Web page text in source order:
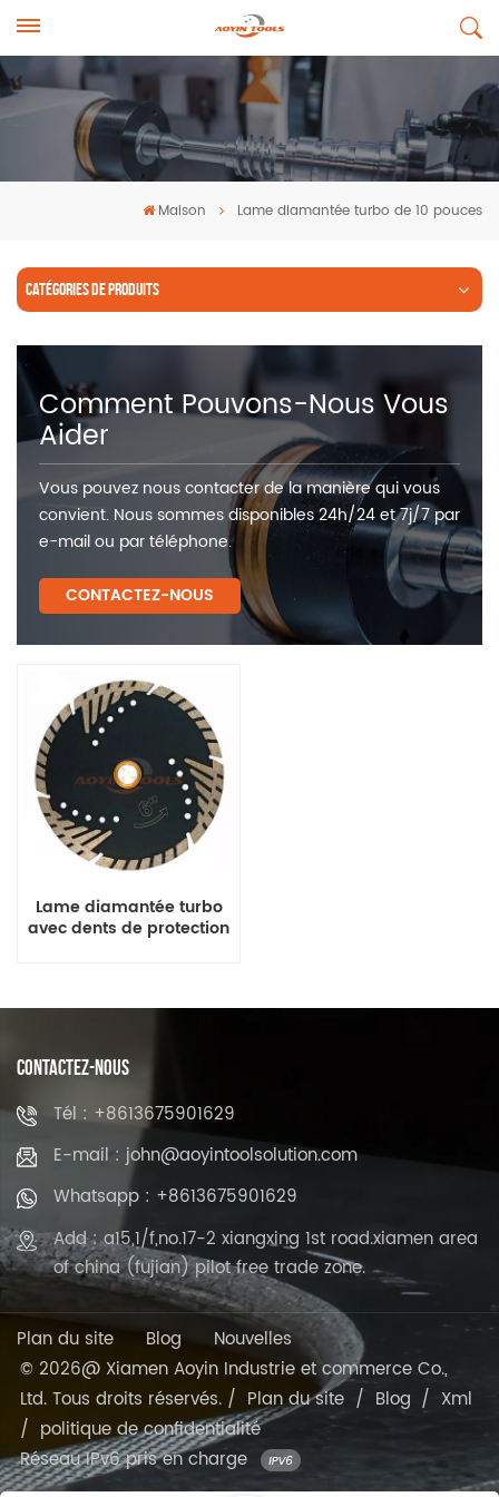
Maison Lame diamantée turbo de 10 pouces
CATÉGORIES DE PRODUITS
Comment Pouvons-Nous Vous
Aider
Vous pouvez nous contacter de la manière qui vous
convient. Nous sommes disponibles 24h/24 et 7j/7 par
e-mail ou par téléphone.
CONTACTEZ-NOUS
Lame diamantée turbo
avec dents de protection
CONTACTEZ-NOUS
Tél : +8613675901629
E-mail : john@aoyintoolsolution.com
Whatsapp : +8613675901629
Add : a15,1/f,no.17-2 xiangxing 1st road.xiamen area
of china (fujian) pilot free trade zone.
Plan du site Blog
Nouvelles
© 2026@ Xiamen Aoyin Industrie et commerce Co.,
Ltd. Tous droits réservés. / Plan du site / Blog / Xml
/ politique de confidentialité
Réseau IPv6 pris en charge